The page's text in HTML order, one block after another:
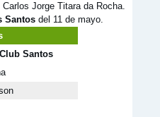
Jorge Titara da Rocha.
Santos del 11 de mayo.
Club Santos